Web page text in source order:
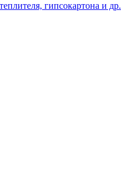
гипсокартона и др.